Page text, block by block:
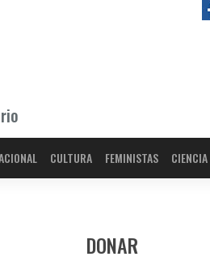
CULTURA FEMINISTAS CIENCIA
DONAR